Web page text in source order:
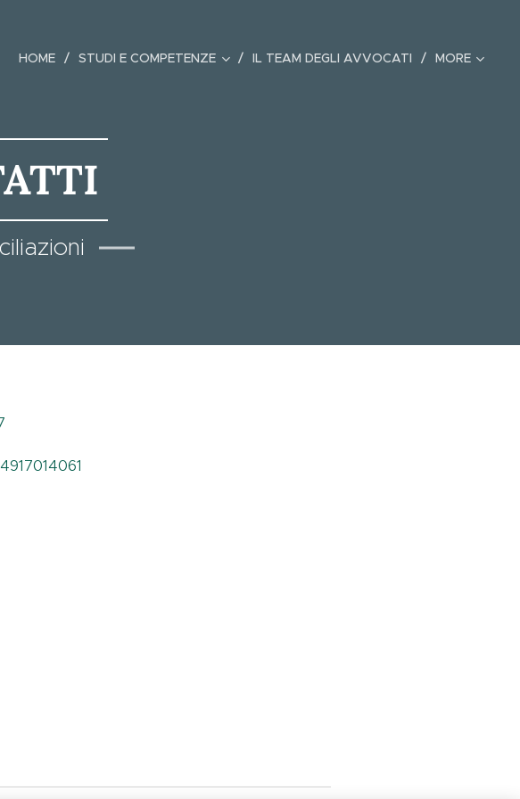
HOME STUDI E COMPETENZE IL TEAM DEGLI AVVOCATI MORE